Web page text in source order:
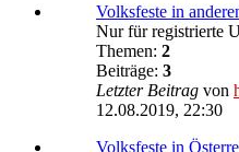
Volksfeste in
Nur für registrierte
Themen: 2
Beiträge: 3
Letzter Beitrag von
12.08.2019, 22:30
Volksfeste in